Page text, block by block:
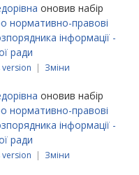
оновив набір
нормативно-правові
інформації -
ради
version | Зміни
оновив набір
нормативно-правові
інформації -
ради
version | Зміни